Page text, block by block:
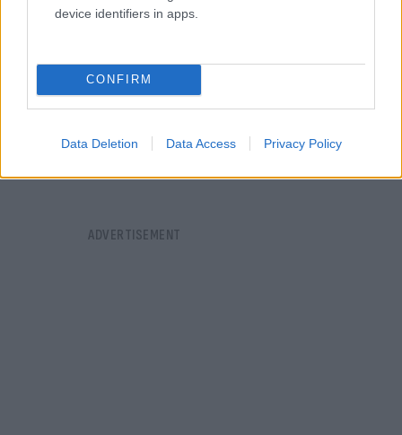
device identifiers in apps.
CONFIRM
Data Deletion Data Access Privacy Policy